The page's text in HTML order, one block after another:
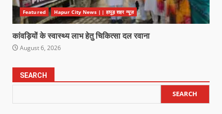
Featured Hapur City News || हापुड़ शहर न्यूज़
कांवड़ियों के स्वास्थ्य लाभ हेतु चिकित्सा दल रवाना
August 6, 2026
SEARCH
SEARCH